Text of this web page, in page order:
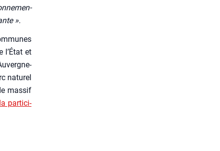
».
l’État et
natu­rel
mas­sif
par­ti­ci­